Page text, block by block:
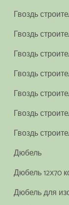
Гвоздь
Гвоздь
Гвоздь
Гвоздь
Гвоздь
Гвоздь
Гвоздь
Дюбель
Дюбель 12х70
Дюбель для